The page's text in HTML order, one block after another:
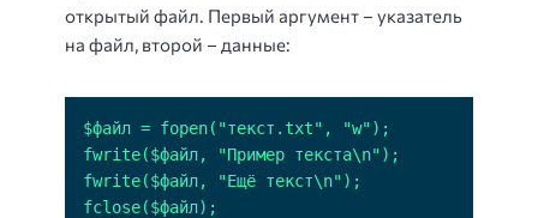
открытый файл. Первый аргумент – указатель
на файл, второй – данные:
fclose($файл);